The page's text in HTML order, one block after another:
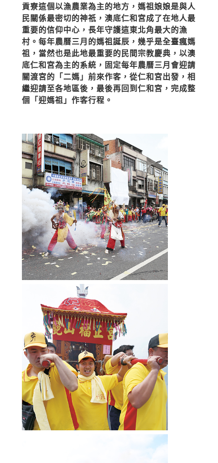
貢寮這個以漁農業為主的地方，媽祖娘娘是與人
民關係最密切的神祇，澳底仁和宮成了在地人最
重要的信仰中心，長年守護這東北角最大的漁
村。每年農曆三月的媽祖誕辰，幾乎是全臺瘋媽
祖，當然也是此地最重要的民間宗教慶典，以澳
底仁和宮為主的系統，固定每年農曆三月會迎請
關渡宮的「二媽」前來作客，從仁和宮出發，相
繼迎請至各地區後，最後再回到仁和宮，完成整
個「迎媽祖」作客行程。